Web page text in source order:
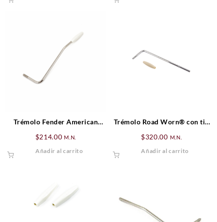
Trémolo Fender American
Stratocaster®, Cromado para
zurdo
$214.00 M.N.
Añadir al carrito
Trémolo Road Worn® con tip
$320.00 M.N.
Añadir al carrito